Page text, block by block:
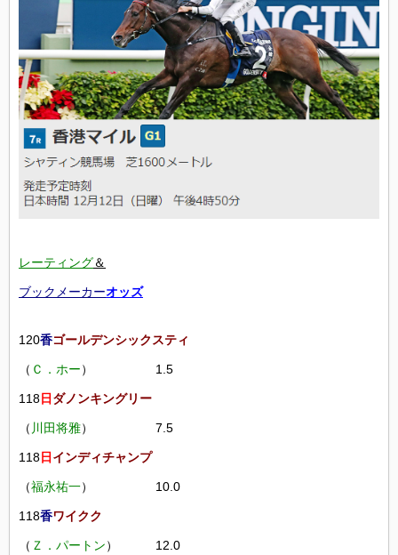
レーティング＆
ブックメーカーオッズ
120香ゴールデンシックスティ
（ Ｃ．ホー） 1.5
118日 ダノンキングリー
（ 川田将雅） 7.5
118日 インディチャンプ
（福永祐一） 10.0
118香ワイクク
（ Ｚ．パートン） 12.0